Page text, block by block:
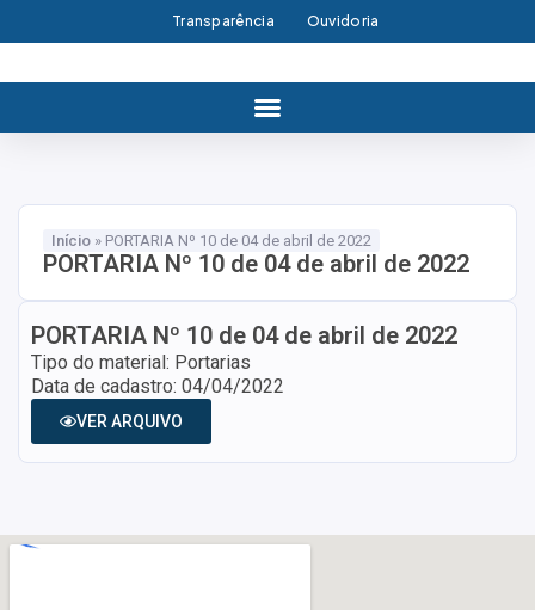
Transparência Ouvidoria
Início » PORTARIA Nº 10 de 04 de abril de 2022
PORTARIA Nº 10 de 04 de abril de 2022
PORTARIA Nº 10 de 04 de abril de 2022
Tipo do material: Portarias
Data de cadastro: 04/04/2022
VER ARQUIVO